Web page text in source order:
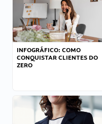
INFOGRÁFICO: COMO
CONQUISTAR CLIENTES DO
ZERO